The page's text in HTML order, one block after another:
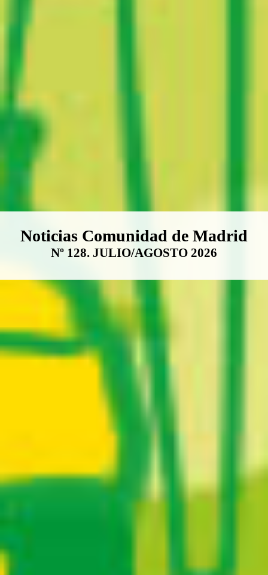
Boletín Noticias Comunidad de
Noticias Comunidad de Madrid
Nº 128. JULIO/AGOSTO 2026